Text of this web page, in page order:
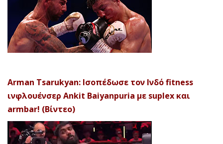
Arman Tsarukyan: Ισοπέδωσε τον Ινδό fitness
ινφλουένσερ Ankit Baiyanpuria με suplex και
armbar! (Βίντεο)